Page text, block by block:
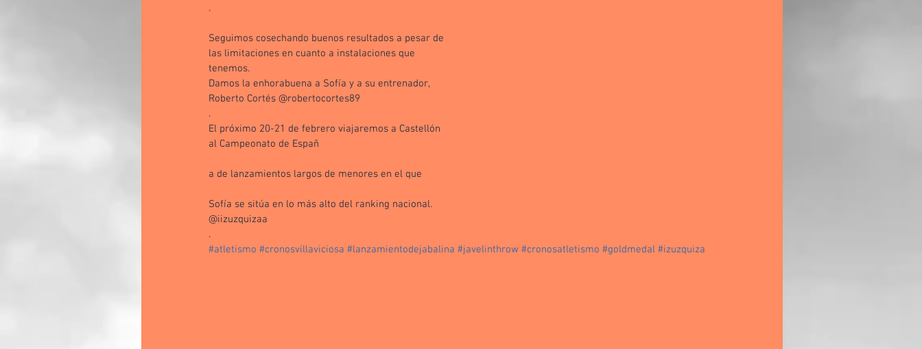
.
Seguimos cosechando buenos resultados a pesar de
las limitaciones en cuanto a instalaciones que
tenemos.
Damos la enhorabuena a Sofía y a su entrenador,
Roberto Cortés @robertocortes89
.
El próximo 20-21 de febrero viajaremos a Castellón
al Campeonato de Españ
a de lanzamientos largos de menores en el que
Sofía se sitúa en lo más alto del ranking nacional.
@iizuzquizaa
.
#atletismo #cronosvillaviciosa #lanzamientodejabalina #javelinthrow #cronosatletismo #goldmedal #izuzquiza